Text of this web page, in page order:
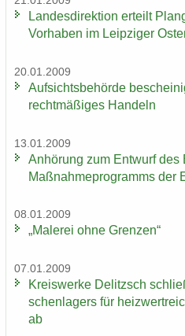
Lan­des­di­rek­ti­on er­teilt
Vorhaben im Leip­zi­ger
20.01.2009
Auf­sichts­be­hör­de
recht­mä­ßi­ges Han­deln
13.01.2009
An­hö­rung zum Ent­wurf des
Maß­nah­me­pro­gramms der
08.01.2009
„Ma­le­rei ohne Gren­zen“
07.01.2009
Kreis­wer­ke De­litzsch
schen­la­gers für
ab